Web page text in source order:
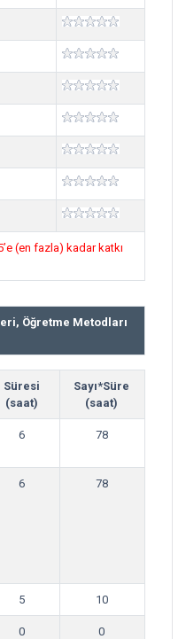
(en fazla) kadar katkı
Öğretme Metodları
Süresi
(saat)
Sayı*Süre
(saat)
6 78
6 78
5 10
0 0